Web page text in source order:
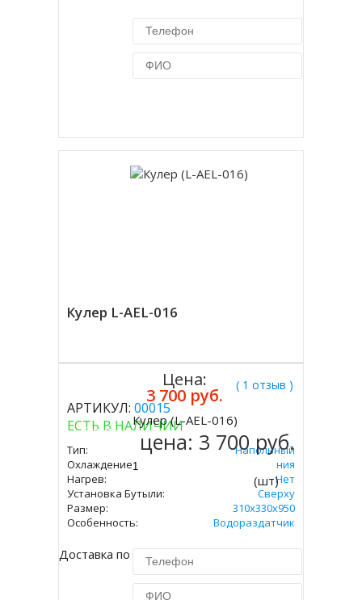
Кулер L-AEL-016
( 1 отзыв )
АРТИКУЛ: 00015
ЕСТЬ В НАЛИЧИИ
Тип:
Напольный
Охлаждение:
Без Охлаждения
Нагрев:
Нет
Установка Бутыли:
Сверху
Размер:
310х330х950
Особенность:
Водораздатчик
Доставка по Москве 450 руб.
Цена:
3 700 руб.
Купить
Кулер (L-AEL-016)
цена: 3 700 руб.
(шт)